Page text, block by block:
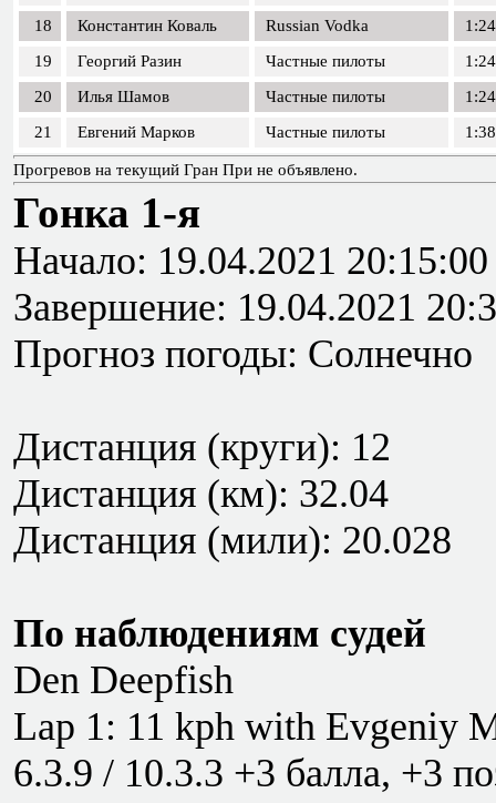
18
Константин Коваль Russian Vodka
19
Георгий Разин Частные пилоты
20
Илья Шамов Частные пилоты
21
Евгений Марков Частные пилоты
Прогревов на текущий Гран При не объявлено.
Гонка 1-я
Начало: 19.04.2021 20:15:00
Завершение: 19.04.2021
Прогноз погоды: Солнечно
Дистанция (круги): 12
Дистанция (км): 32.04
Дистанция (мили): 20.028
По наблюдениям судей
Den Deepfish
Lap 1: 11 kph with Evgeniy
6.3.9 / 10.3.3 +3 балла, +3